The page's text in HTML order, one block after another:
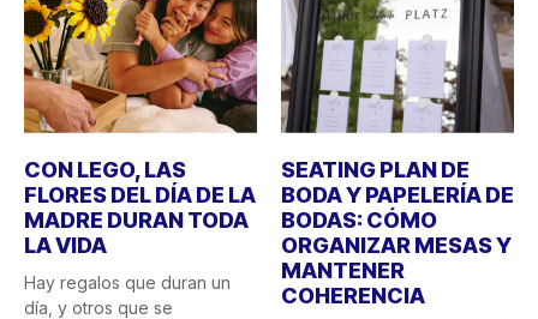
CON LEGO, LAS
FLORES DEL DÍA DE LA
MADRE DURAN TODA
LA VIDA
Hay regalos que duran un
día, y otros que se
SEATING PLAN DE
BODA Y PAPELERÍA DE
BODAS: CÓMO
ORGANIZAR MESAS Y
MANTENER
COHERENCIA